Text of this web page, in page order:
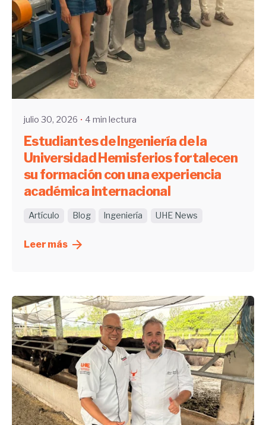
Enviado por
UHE
julio 30, 2026 4 min lectura
Estudiantes de Ingeniería de la
Universidad Hemisferios fortalecen
su formación con una experiencia
académica internacional
Artículo Blog Ingeniería UHE News
Leer más